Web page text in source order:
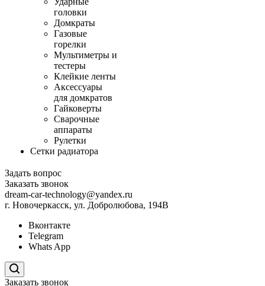
головки
Домкраты
Газовые
горелки
Мультиметры и
тестеры
Клейкие ленты
Аксессуары
для домкратов
Гайковерты
Сварочные
аппараты
Рулетки
Сетки радиатора
Задать вопрос
Заказать звонок
dream-car-technology@yandex.ru
г. Новочеркасск, ул. Добролюбова, 194В
Вконтакте
Telegram
Whats App
Заказать звонок